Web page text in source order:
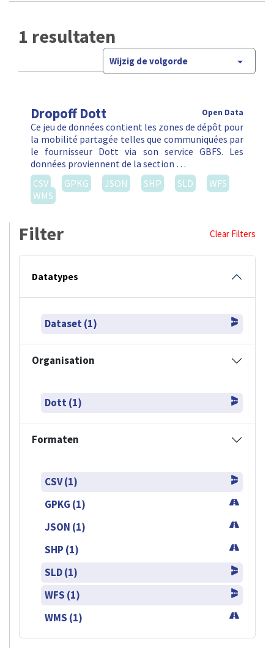
1 resultaten
Wijzig de volgorde
Dropoff Dott Open Data
Ce jeu de données contient les zones de dépôt pour
la mobilité partagée telles que communiquées par
le fournisseur Dott via son service GBFS. Les
données proviennent de la section …
CSV
GPKG JSON SHP SLD
WFS
WMS
Filter Clear Filters
Datatypes
Dataset (1)
Organisation
Dott (1)
Formaten
CSV (1)
GPKG (1)
JSON (1)
SHP (1)
SLD (1)
WFS (1)
WMS (1)